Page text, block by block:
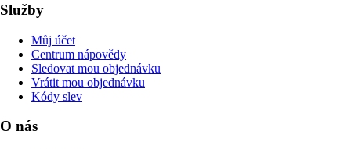
Služby
Můj účet
Centrum nápovědy
Sledovat mou objednávku
Vrátit mou objednávku
Kódy slev
O nás